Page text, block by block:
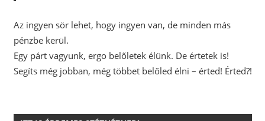
Az ingyen sör lehet, hogy ingyen van, de minden más
pénzbe kerül.
Egy párt vagyunk, ergo belőletek élünk. De értetek is!
Segíts még jobban, még többet belőled élni – érted! Érted?!